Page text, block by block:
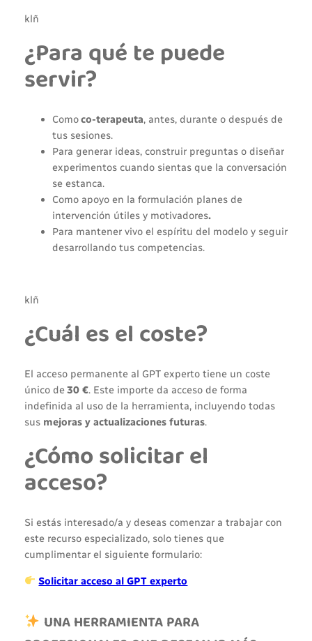
klñ
¿Para qué te puede
servir?
Comoco-terapeuta, antes, durante o después de
tus sesiones.
Para generar ideas, construir preguntas o diseñar
experimentos cuando sientas que la conversación
se estanca.
Como apoyo en la formulación planes de
intervención útiles y motivadores.
Para mantener vivo el espíritu del modelo y seguir
desarrollando tus competencias.
klñ
¿Cuál es el coste?
El acceso permanente al GPT experto tiene un coste
único de30 €. Este importe da acceso de forma
indefinida al uso de la herramienta, incluyendo todas
sus mejoras y actualizaciones futuras.
¿Cómo solicitar el
acceso?
Si estás interesado/a y deseas comenzar a trabajar con
este recurso especializado, solo tienes que
cumplimentar el siguiente formulario:
Solicitar acceso al GPT experto
UNA HERRAMIENTA PARA